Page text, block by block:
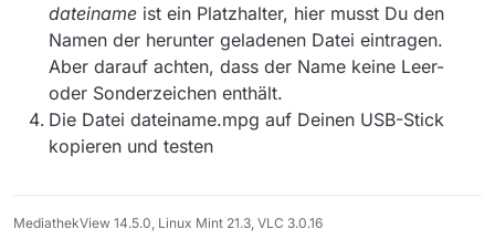
dateiname ist ein Platzhalter, hier musst Du den
Namen der herunter geladenen Datei eintragen.
Aber darauf achten, dass der Name keine Leer-
oder Sonderzeichen enthält.
Die Datei dateiname.mpg auf Deinen USB-Stick
kopieren und testen
MediathekView 14.5.0, Linux Mint 21.3, VLC 3.0.16